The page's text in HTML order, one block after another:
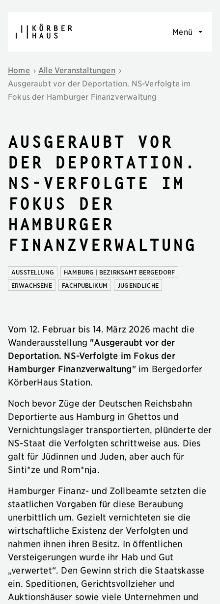
Menü
Home › Alle Veranstaltungen ›
Ausgeraubt vor der Deportation. NS-Verfolgte im
Fokus der Hamburger Finanzverwaltung
Ausgeraubt vor
der Deportation.
NS-Verfolgte im
Fokus der
Hamburger
Finanzverwaltung
AUSSTELLUNG
HAMBURG | BEZIRKSAMT BERGEDORF
ERWACHSENE
FACHPUBLIKUM JUGENDLICHE
Vom 12. Februar bis 14. März 2026 macht die
Wanderausstellung "Ausgeraubt vor der
Deportation. NS-Verfolgte im Fokus der
Hamburger Finanzverwaltung"im Bergedorfer
KörberHaus Station.
Noch bevor Züge der Deutschen Reichsbahn
Deportierte aus Hamburg in Ghettos und
Vernichtungslager transportierten, plünderte der
NS-Staat die Verfolgten schrittweise aus. Dies
galt für Jüdinnen und Juden, aber auch für
Sinti*ze und Rom*nja.
Hamburger Finanz- und Zollbeamte setzten die
staatlichen Vorgaben für diese Beraubung
unerbittlich um. Gezielt vernichteten sie die
wirtschaftliche Existenz der Verfolgten und
nahmen ihnen ihren Besitz. In öffentlichen
Versteigerungen wurde ihr Hab und Gut
„verwertet“. Den Gewinn strich die Staatskasse
ein. Speditionen, Gerichtsvollzieher und
Auktionshäuser sowie viele Unternehmen und